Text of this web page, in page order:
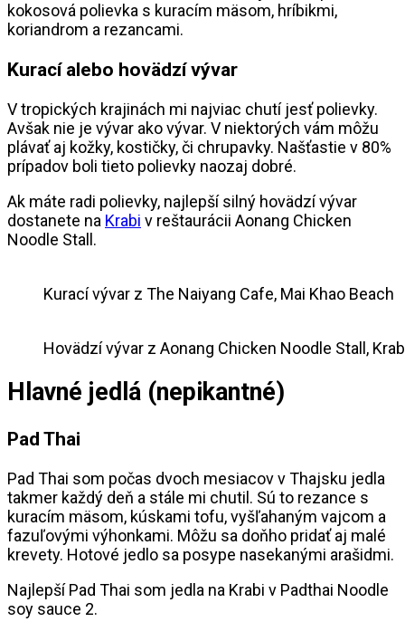
kokosová polievka s kuracím mäsom, hríbikmi,
koriandrom a rezancami.
Kurací alebo hovädzí vývar
V tropických krajinách mi najviac chutí jesť polievky.
Avšak nie je vývar ako vývar. V niektorých vám môžu
plávať aj kožky, kostičky, či chrupavky. Našťastie v 80%
prípadov boli tieto polievky naozaj dobré.
Ak máte radi polievky, najlepší silný hovädzí vývar
dostanete na Krabi v reštaurácii Aonang Chicken
Noodle Stall.
Kurací vývar z The Naiyang Cafe, Mai Khao Beach
Hovädzí vývar z Aonang Chicken Noodle Stall,
Hlavné jedlá (nepikantné)
Pad Thai
Pad Thai som počas dvoch mesiacov v Thajsku jedla
takmer každý deň a stále mi chutil. Sú to rezance s
kuracím mäsom, kúskami tofu, vyšľahaným vajcom a
fazuľovými výhonkami. Môžu sa doňho pridať aj malé
krevety. Hotové jedlo sa posype nasekanými arašidmi.
Najlepší Pad Thai som jedla na Krabi v Padthai Noodle
soy sauce 2.